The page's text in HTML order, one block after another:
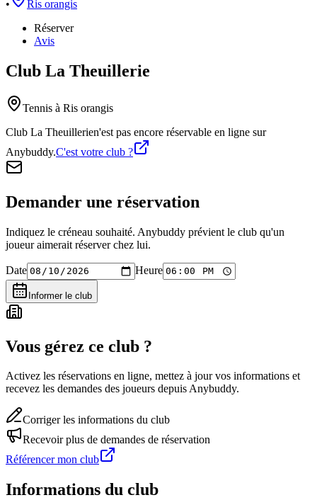
•
Ris orangis
Réserver
Avis
Club La Theuillerie
Tennis à Ris orangis
Club La Theuillerien'est pas encore réservable en ligne sur
Anybuddy.C'est votre club ?
Demander une réservation
Indiquez le créneau souhaité. Anybuddy prévient le club qu'un
joueur aimerait réserver chez lui.
Date Heure
Informer le club
Vous gérez ce club ?
Activez les réservations en ligne, mettez à jour vos informations et
recevez les demandes des joueurs depuis Anybuddy.
Corriger les informations du club
Recevoir plus de demandes de réservation
Référencer mon club
Informations du club